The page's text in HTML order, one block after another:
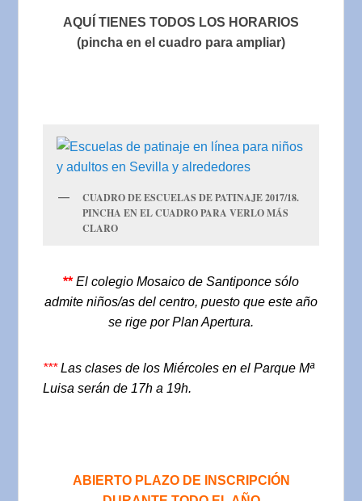
AQUÍ TIENES TODOS LOS HORARIOS
(pincha en el cuadro para ampliar)
CUADRO DE ESCUELAS DE PATINAJE 2017/18.
PINCHA EN EL CUADRO PARA VERLO MÁS
CLARO
** El colegio Mosaico de Santiponce sólo
admite niños/as del centro, puesto que este año
se rige por Plan Apertura.
***Las clases de los Miércoles en el Parque Mª
Luisa serán de 17h a 19h.
ABIERTO PLAZO DE INSCRIPCIÓN